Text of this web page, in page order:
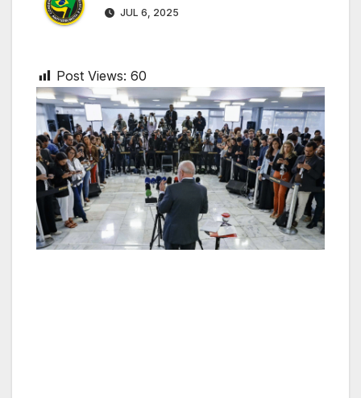
JUL 6, 2025
Post Views: 60